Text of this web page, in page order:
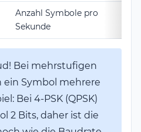
Anzahl Symbole pro
Sekunde
Bei mehrstufigen
Symbol mehrere
Bei 4-PSK (QPSK)
2 Bits, daher ist die